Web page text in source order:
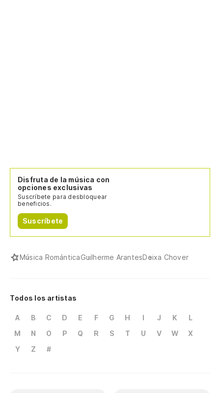
Disfruta de la música con
opciones exclusivas
Suscríbete para desbloquear
beneficios.
Suscríbete
Música RománticaGuilherme ArantesDeixa Chover
Todos los artistas
A B C D E F G H I J K
L
M
N O P Q R S T U V W
X
Y
Z #